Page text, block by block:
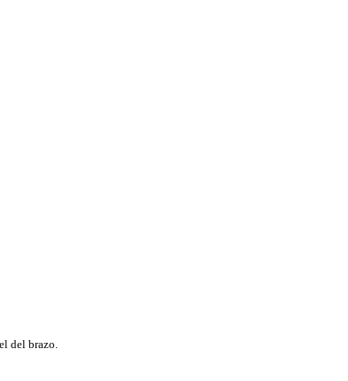
del brazo.